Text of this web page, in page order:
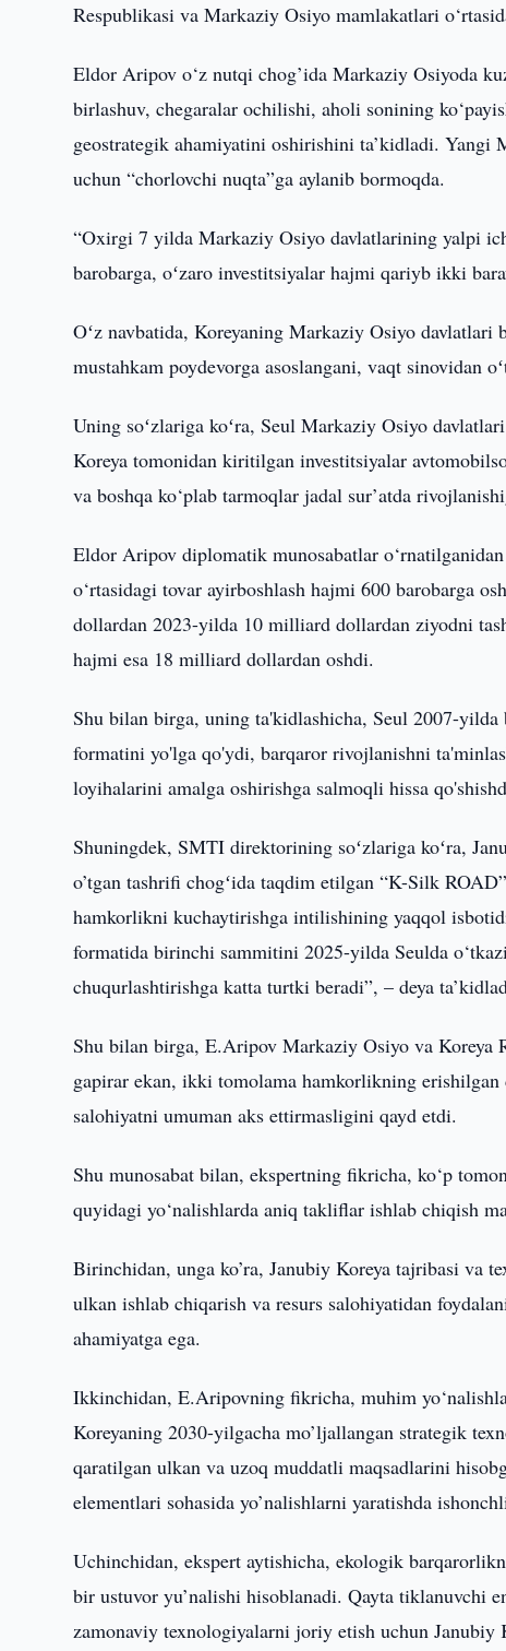
Respublikasi va Markaziy Osiyo mamlakatlari
Eldor Aripov o‘z nutqi chog’ida Markaziy Osiyoda
birlashuv, chegaralar ochilishi, aholi sonining
geostrategik ahamiyatini oshirishini ta’kidladi. Yangi
uchun “chorlovchi nuqta”ga aylanib bormoqda.
“Oxirgi 7 yilda Markaziy Osiyo davlatlarining yalpi
barobarga, oʻzaro investitsiyalar hajmi qariyb ikki
Oʻz navbatida, Koreyaning Markaziy Osiyo
mustahkam poydevorga asoslangani, vaqt sinovidan
Uning soʻzlariga koʻra, Seul Markaziy Osiyo
Koreya tomonidan kiritilgan investitsiyalar
va boshqa ko‘plab tarmoqlar jadal sur’atda
Eldor Aripov diplomatik munosabatlar
o‘rtasidagi tovar ayirboshlash hajmi 600 barobarga
dollardan 2023-yilda 10 milliard dollardan ziyodni
hajmi esa 18 milliard dollardan oshdi.
Shu bilan birga, uning ta'kidlashicha, Seul 2007-
formatini yo'lga qo'ydi, barqaror rivojlanishni
loyihalarini amalga oshirishga salmoqli hissa
Shuningdek, SMTI direktorining soʻzlariga koʻra,
o’tgan tashrifi chogʻida taqdim etilgan “K-Silk
hamkorlikni kuchaytirishga intilishining yaqqol
formatida birinchi sammitini 2025-yilda Seulda
chuqurlashtirishga katta turtki beradi”, – deya
Shu bilan birga, E.Aripov Markaziy Osiyo va Koreya
gapirar ekan, ikki tomolama hamkorlikning
salohiyatni umuman aks ettirmasligini qayd etdi.
Shu munosabat bilan, ekspertning fikricha, ko‘p
quyidagi yo‘nalishlarda aniq takliflar ishlab chiqish
Birinchidan, unga ko’ra, Janubiy Koreya tajribasi va
ulkan ishlab chiqarish va resurs salohiyatidan
ahamiyatga ega.
Ikkinchidan, E.Aripovning fikricha, muhim
Koreyaning 2030-yilgacha mo’ljallangan strategik
qaratilgan ulkan va uzoq muddatli maqsadlarini
elementlari sohasida yo’nalishlarni yaratishda
Uchinchidan, ekspert aytishicha, ekologik
bir ustuvor yu’nalishi hisoblanadi. Qayta tiklanuvchi
zamonaviy texnologiyalarni joriy etish uchun